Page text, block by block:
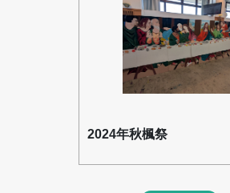
2024年秋楓祭